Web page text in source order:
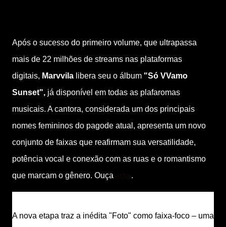
Após o sucesso do primeiro volume, que ultrapassa
mais de 22 milhões de streams nas plataformas
digitais, Marvvila libera seu o álbum "Só VVamo
Sunset", já disponível em todas as plafaromas
musicais. A cantora, considerada um dos principais
nomes femininos do pagode atual, apresenta um novo
conjunto de faixas que reafirmam sua versatilidade,
potência vocal e conexão com as ruas e o romantismo
que marcam o gênero. Ouça
.
A nova etapa traz a inédita "Foto" como faixa-foco – uma